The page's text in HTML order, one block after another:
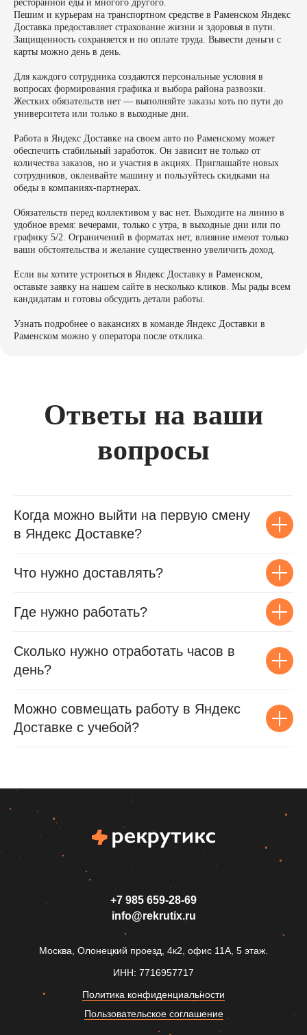
ресторанной еды и многого другого.
Пешим и курьерам на транспортном средстве в Раменском Яндекс
Доставка предоставляет страхование жизни и здоровья в пути.
Защищенность сохраняется и по оплате труда. Вывести деньги с
карты можно день в день.
Для каждого сотрудника создаются персональные условия в
вопросах формирования графика и выбора района развозки.
Жестких обязательств нет — выполняйте заказы хоть по пути до
университета или только в выходные дни.
Работа в Яндекс Доставке на своем авто по Раменскому может
обеспечить стабильный заработок. Он зависит не только от
количества заказов, но и участия в акциях. Приглашайте новых
сотрудников, оклеивайте машину и пользуйтесь скидками на
обеды в компаниях-партнерах.
Обязательств перед коллективом у вас нет. Выходите на линию в
удобное время: вечерами, только с утра, в выходные дни или по
графику 5/2. Ограничений в форматах нет, влияние имеют только
ваши обстоятельства и желание существенно увеличить доход.
Если вы хотите устроиться в Яндекс Доставку в Раменском,
оставьте заявку на нашем сайте в несколько кликов. Мы рады всем
кандидатам и готовы обсудить детали работы.
Узнать подробнее о вакансиях в команде Яндекс Доставки в
Раменском можно у оператора после отклика.
Ответы на ваши
вопросы
Когда можно выйти на первую смену
в Яндекс Доставке?
Что нужно доставлять?
Где нужно работать?
Сколько нужно отработать часов в
день?
Можно совмещать работу в Яндекс
Доставке с учебой?
+7 985 659‑28-69
info@rekrutix.ru
Москва, Олонецкий проезд, 4к2, офис 11А, 5 этаж.
ИНН: 7716957717
Политика конфиденциальности
Пользовательское соглашение